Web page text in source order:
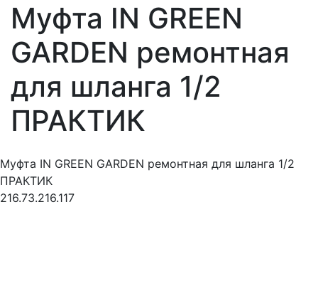
Муфта IN GREEN
GARDEN ремонтная
для шланга 1/2
ПРАКТИК
Муфта IN GREEN GARDEN ремонтная для шланга 1/2
ПРАКТИК
216.73.216.117